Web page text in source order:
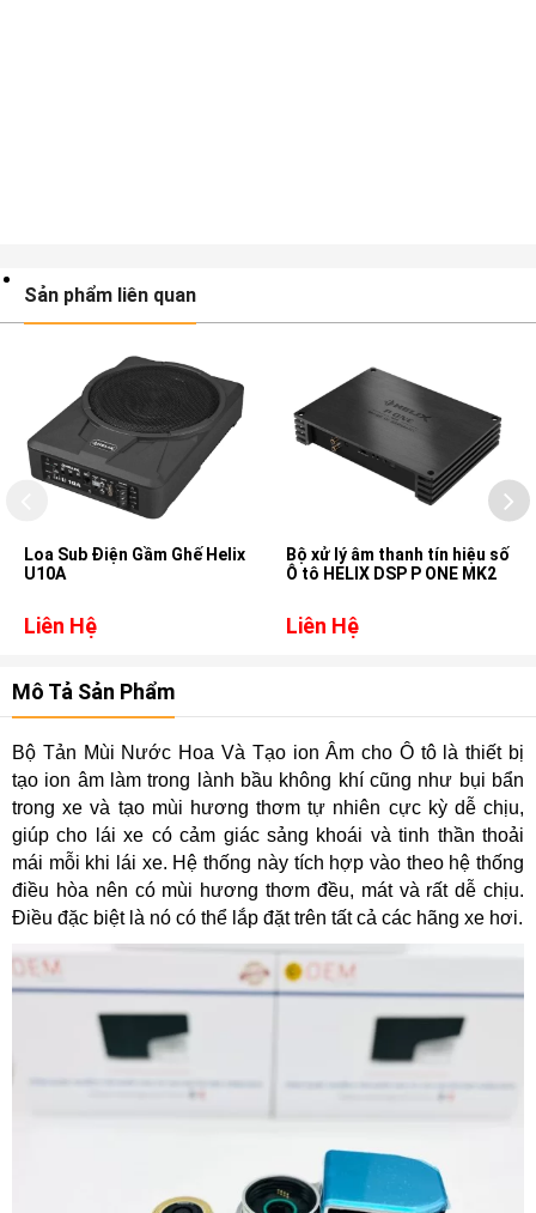
Sản phẩm liên quan
Loa Sub Điện Gầm Ghế Helix
U10A
Liên Hệ
Bộ xử lý âm thanh tín hiệu số
Ô tô HELIX DSP P ONE MK2
Liên Hệ
Mô Tả Sản Phẩm
Bộ Tản Mùi Nước Hoa Và Tạo ion Âm cho Ô tô là thiết bị
tạo ion âm làm trong lành bầu không khí cũng như bụi bẩn
trong xe và tạo mùi hương thơm tự nhiên cực kỳ dễ chịu,
giúp cho lái xe có cảm giác sảng khoái và tinh thần thoải
mái mỗi khi lái xe. Hệ thống này tích hợp vào theo hệ thống
điều hòa nên có mùi hương thơm đều, mát và rất dễ chịu.
Điều đặc biệt là nó có thể lắp đặt trên tất cả các hãng xe hơi.